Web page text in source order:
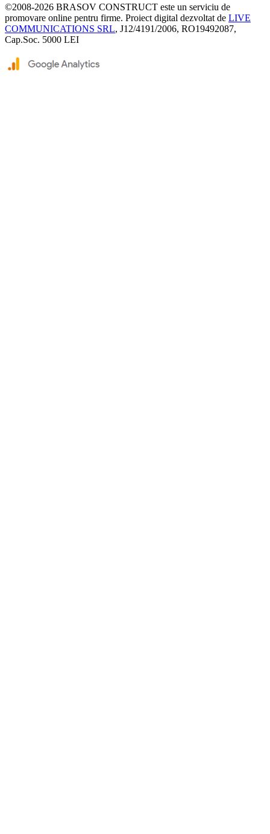
©2008-2026 BRASOV CONSTRUCT este un serviciu de
promovare online pentru firme. Proiect digital dezvoltat de LIVE
COMMUNICATIONS SRL, J12/4191/2006, RO19492087,
Cap.Soc. 5000 LEI